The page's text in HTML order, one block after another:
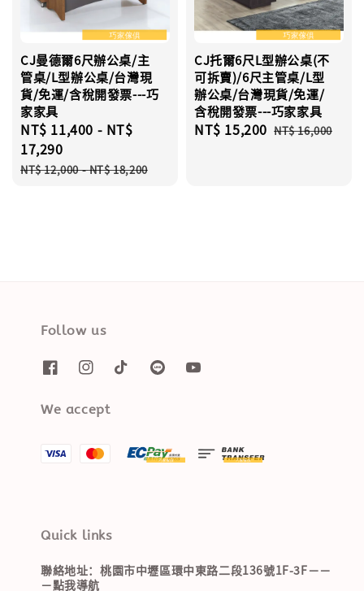
CJ曼德爾6尺辦公桌/主
管桌/L型辦公桌/台灣現
貨/免運/含稅開發票---巧
家家具
Sale
price
NT$ 11,400 - NT$
17,290
Regular
NT$ 12,000-NT$ 18,200
CJ托爾6尺L型辦公桌(不
可拆賣)/6尺主管桌/L型
辦公桌/台灣現貨/免運/
含稅開發票---巧家家具
Sale
NT$ 15,200 Regular
NT$ 16,000
Follow us
We accept
Quick links
聯絡地址：桃園市中壢區環中東路二段136號1F-3F－－
－點我導航